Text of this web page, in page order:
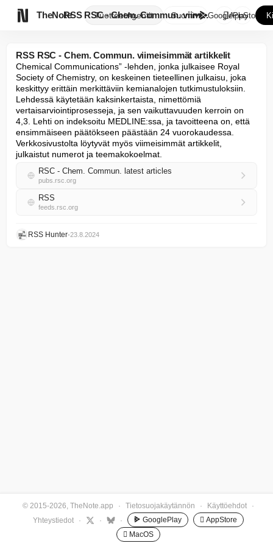
TheNote TuotteetAgentit RSS RSC - Chem. Commun. viimei...
Suomi GooglePlay
AppStore
RSS RSC - Chem. Commun. viimeisimmät artikkelit
Chemical Communications” -lehden, jonka julkaisee Royal
Society of Chemistry, on keskeinen tieteellinen julkaisu, joka
keskittyy erittäin merkittäviin kemianalojen tutkimustuloksiin.
Lehdessä käytetään kaksinkertaista, nimettömiä
vertaisarviointiprosesseja, ja sen vaikuttavuuden kerroin on
4,3. Lehti on indeksoitu MEDLINE:ssa, ja tavoitteena on, että
ensimmäiseen päätökseen päästään 24 vuorokaudessa.
Verkkosivustolta löytyvät myös viimeisimmät artikkelit,
julkaistut numerot ja teemakokoelmat.
RSC - Chem. Commun. latest articles
pubs.rsc.org
RSS
feeds.rsc.org
RSS Hunter•23.8.2024
© 2015-2026, TheNote.app · Tietosuojakäytännön · Käyttöehdot
·
Yhteystiedot
· · · GooglePlay
 AppStore
 MacOS